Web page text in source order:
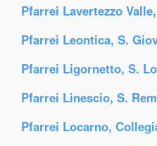
Pfarrei Lavertezzo
Pfarrei Leontica, S.
Pfarrei Ligornetto, S.
Pfarrei Linescio, S.
Pfarrei Locarno,